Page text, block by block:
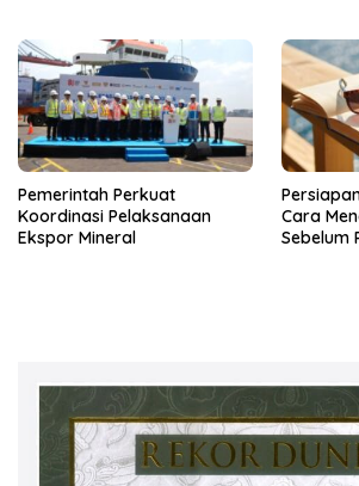
Pemerintah Perkuat
Koordinasi Pelaksanaan
Ekspor Mineral
Cara
Sebelum